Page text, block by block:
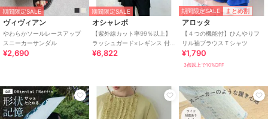
期間限定SALE
ヴィヴィアン
やわらかソールレースアップ
スニーカーサンダル
¥2,690
期間限定SALE
オシャレボ
【紫外線カット率99％以上】
ラッシュガード×レギンス 付
き タンキニ
¥6,822
期間限定SALE まとめ割
アロッタ
【４つの機能付】ひんやりフ
リル袖ブラウスＴシャツ
¥1,790
3点以上で10%OFF